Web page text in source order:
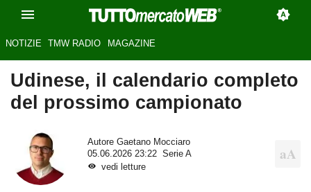
NOTIZIE TMW RADIO MAGAZINE
Udinese, il calendario completo
del prossimo campionato
Autore Gaetano Mocciaro
05.06.2026 23:22
Serie A
vedi letture